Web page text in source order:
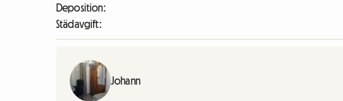
Deposition:
Städavgift:
Johann